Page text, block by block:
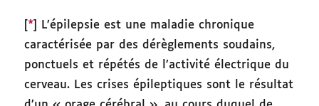
* ] L’épilepsie est une maladie chronique
caractérisée par des dérèglements soudains,
ponctuels et répétés de l’activité électrique du
cerveau. Les crises épileptiques sont le résultat